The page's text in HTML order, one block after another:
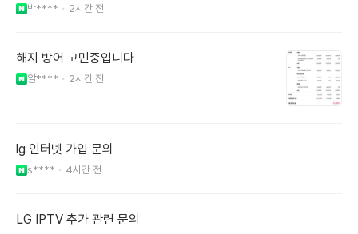
박**** 2시간 전
해지 방어 고민중입니다
알**** 2시간 전
lg 인터넷 가입 문의
s**** 4시간 전
LG IPTV 추가 관련 문의